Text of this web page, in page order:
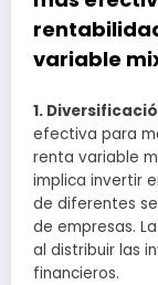
variable
1.
efectiva para
renta variable
implica invertir
de diferentes
de empresas.
al distribuir las
financieros.